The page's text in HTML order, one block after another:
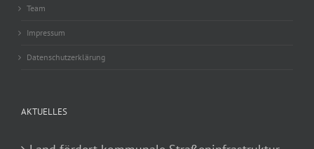
Team
Impressum
Datenschutzerklärung
AKTUELLES